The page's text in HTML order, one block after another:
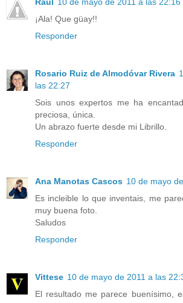
¡Ala! Que güay!!
Responder
Rosario Ruiz de Almodóvar Rivera
las 22:27
Sois unos expertos me ha
preciosa, única.
Un abrazo fuerte desde mi Librillo.
Responder
Ana Manotas Cascos 10 de mayo
Es incleible lo que inventais, me
muy buena foto.
Saludos
Responder
Vittese 10 de mayo de 2011 a las
El resultado me parece buenísimo,